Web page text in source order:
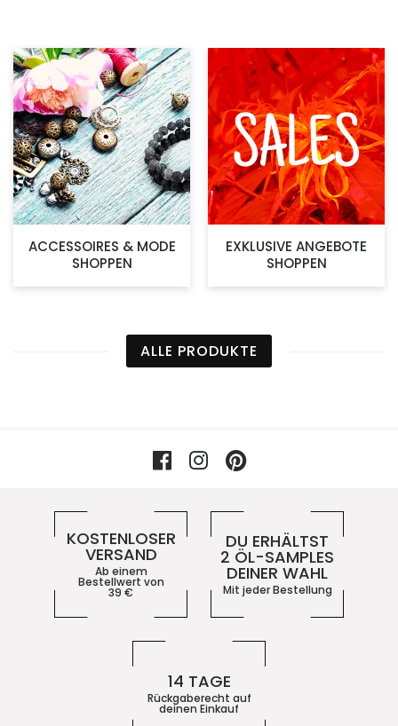
ACCESSOIRES & MODE
SHOPPEN
EXKLUSIVE ANGEBOTE
SHOPPEN
ALLE PRODUKTE
FacebookInstagram
KOSTENLOSER
VERSAND
Ab einem
Bestellwert von
39 €
DU ERHÄLTST
2 ÖL-SAMPLES
DEINER WAHL
Mit jeder Bestellung
14 TAGE
Rückgaberecht auf
deinen Einkauf